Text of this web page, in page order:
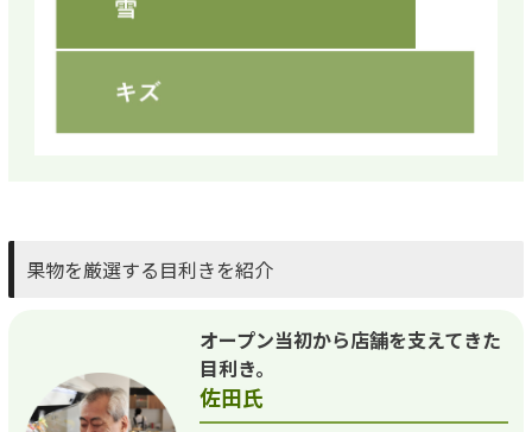
果物を厳選する目利きを紹介
オープン当初から店舗を支えてきた
目利き。
佐田氏